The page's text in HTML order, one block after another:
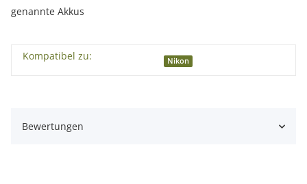
genannte Akkus
Kompatibel zu: Nikon
Bewertungen